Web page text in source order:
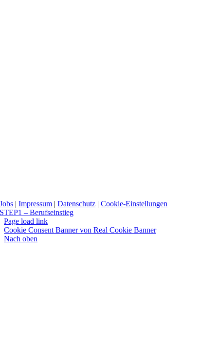
Jobs |Impressum |Datenschutz |Cookie-Einstellungen
STEP1 – Berufseinstieg
Page load link
Cookie Consent Banner von Real Cookie Banner
Nach oben